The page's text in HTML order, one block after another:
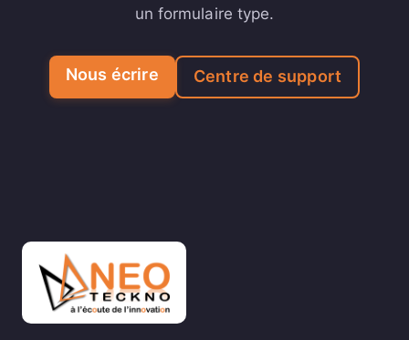
un formulaire type.
Nous écrire Centre de support